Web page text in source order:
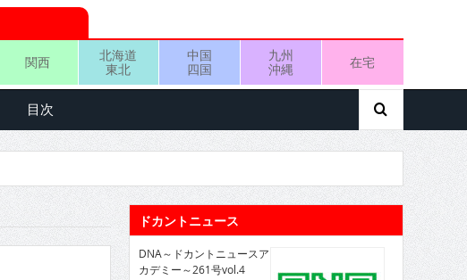
関西
北海道
東北
中国
四国
九州
沖縄
在宅
目次
ドカントニュース
DNA～ドカントニュースア
カデミー～261号vol.4